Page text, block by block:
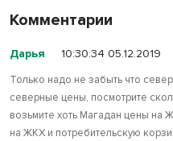
Комментарии
Дарья 10:30:34 05.12.2019
Только надо не забыть что
северные цены, посмотрите
возьмите хоть Магадан цены на
на ЖКХ и потребительскую